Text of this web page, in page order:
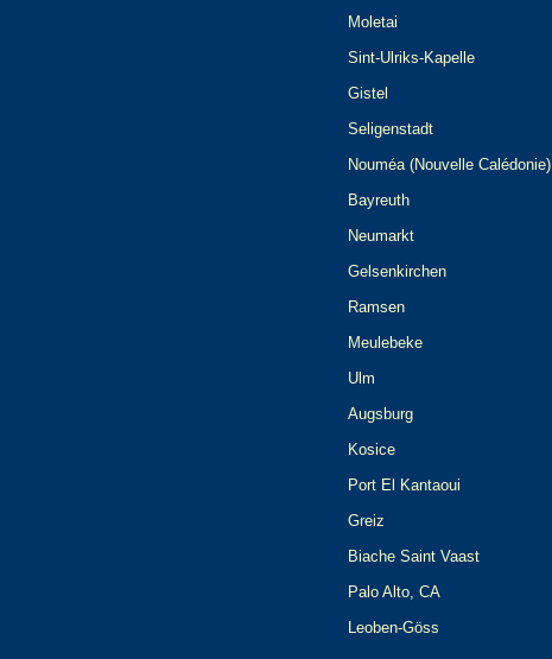
Moletai
Sint-Ulriks-Kapelle
Gistel
Seligenstadt
Nouméa (Nouvelle Calédonie)
Bayreuth
Neumarkt
Gelsenkirchen
Ramsen
Meulebeke
Ulm
Augsburg
Kosice
Port El Kantaoui
Greiz
Biache Saint Vaast
Palo Alto, CA
Leoben-Göss